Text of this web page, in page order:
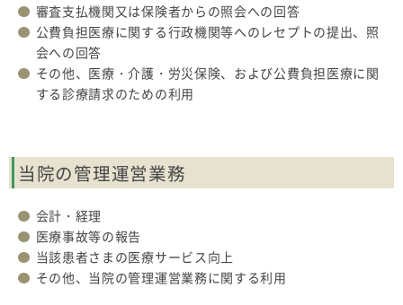
審査支払機関又は保険者からの照会への回答
公費負担医療に関する行政機関等へのレセプトの提出、照
会への回答
その他、医療・介護・労災保険、および公費負担医療に関
する診療請求のための利用
当院の管理運営業務
会計・経理
医療事故等の報告
当該患者さまの医療サービス向上
その他、当院の管理運営業務に関する利用